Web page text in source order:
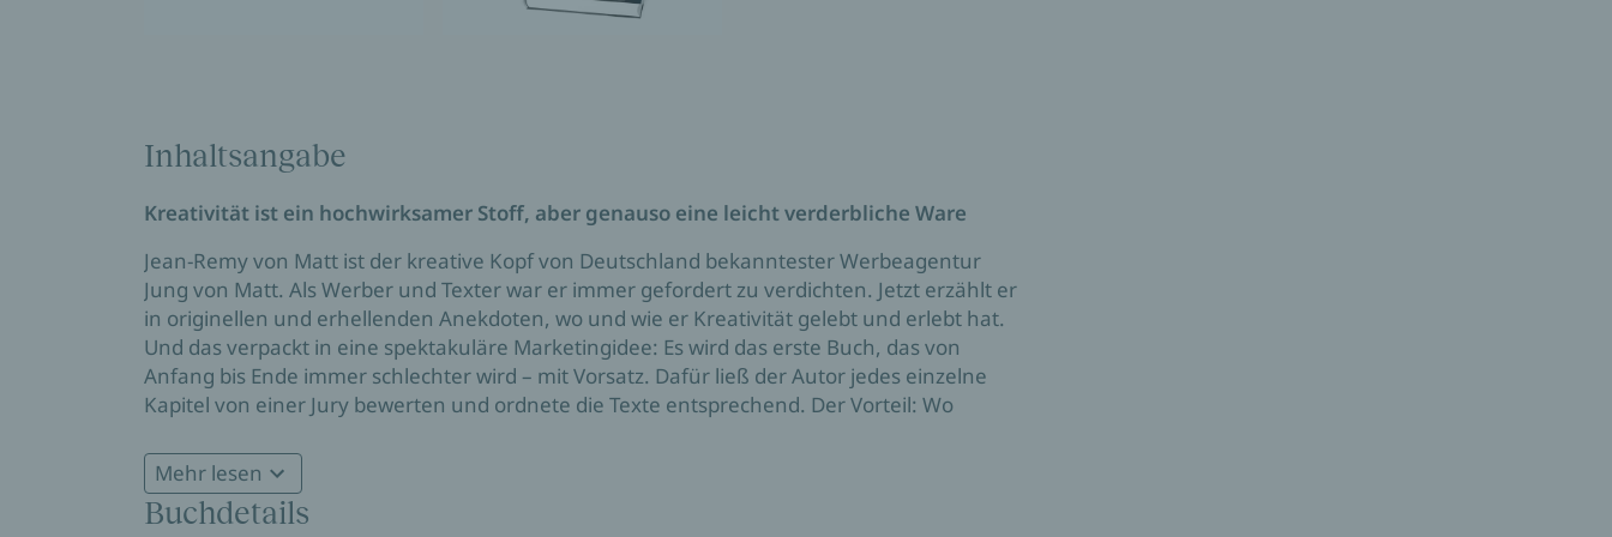
Inhaltsangabe
Kreativität ist ein hochwirksamer Stoff, aber genauso eine leicht verderbliche Ware
Jean-Remy von Matt ist der kreative Kopf von Deutschland bekanntester Werbeagentur
Jung von Matt. Als Werber und Texter war er immer gefordert zu verdichten. Jetzt erzählt er
in originellen und erhellenden Anekdoten, wo und wie er Kreativität gelebt und erlebt hat.
Und das verpackt in eine spektakuläre Marketingidee: Es wird das erste Buch, das von
Anfang bis Ende immer schlechter wird – mit Vorsatz. Dafür ließ der Autor jedes einzelne
Kapitel von einer Jury bewerten und ordnete die Texte entsprechend. Der Vorteil: Wo
ist ja selbst die letzte Anekdote noch lesenswert?
Jean-Remy von Matt singt das Loblied der Kreativität: ein Rohstoff, so kostbar wie
verderblich. Das Schießpulver des Kommunikationszeitalters, die Quelle aller Innovation,
Mehr lesen
Buchdetails